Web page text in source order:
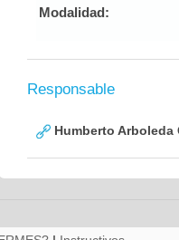
Modalidad:
Responsable
Humberto Arboleda